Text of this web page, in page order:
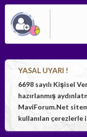
YASAL UYARI !
6698 sayılı Kişisel
hazırlanmış
MaviForum.Net
kullanılan